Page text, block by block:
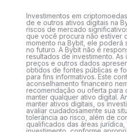
Investimentos em
de e outros ativos digitais na
riscos de mercado
que você procura não estiver
momento na Bybit, ele poderá
no futuro. A Bybit não é
resultados de investimento. As
preços e outros dados
obtidos de fontes públicas e
para fins informativos. Este
aconselhamento financeiro
recomendação ou oferta para
manter qualquer ativo digital.
manter ativos digitais, os
avaliar cuidadosamente sua
tolerância ao risco, além de
qualificados das áreas